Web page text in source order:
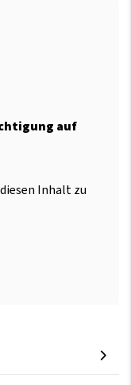
auf
Inhalt zu